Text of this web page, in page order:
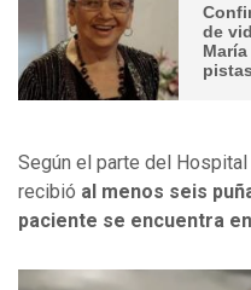
de
Según el parte del
recibió al menos seis
paciente se encuentra